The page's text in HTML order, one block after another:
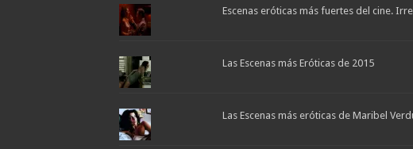
Escenas eróticas más fuertes del cine.
Las Escenas más Eróticas de 2015
Las Escenas más eróticas de Maribel